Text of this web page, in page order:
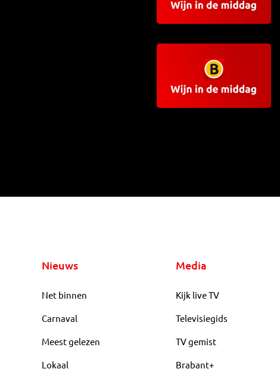
Nieuws
Net binnen
Carnaval
Meest gelezen
Lokaal
Media
Kijk live TV
Televisiegids
TV gemist
Brabant+